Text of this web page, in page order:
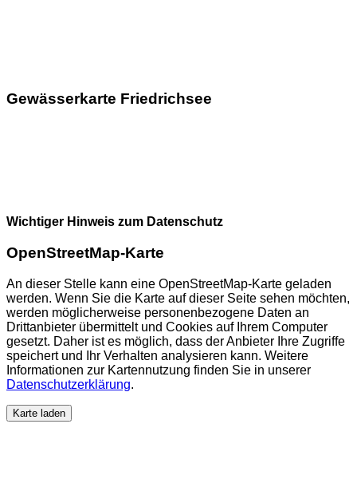
Gewässerkarte Friedrichsee
Wichtiger Hinweis zum Datenschutz
OpenStreetMap-Karte
An dieser Stelle kann eine OpenStreetMap-Karte geladen
werden. Wenn Sie die Karte auf dieser Seite sehen möchten,
werden möglicherweise personenbezogene Daten an
Drittanbieter übermittelt und Cookies auf Ihrem Computer
gesetzt. Daher ist es möglich, dass der Anbieter Ihre Zugriffe
speichert und Ihr Verhalten analysieren kann. Weitere
Informationen zur Kartennutzung finden Sie in unserer
Datenschutzerklärung.
Karte laden